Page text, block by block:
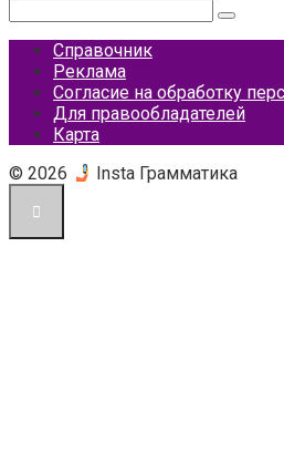
Справочник
Реклама
Согласие на обработку
Для правообладателей
Карта
© 2026
Insta Грамматика